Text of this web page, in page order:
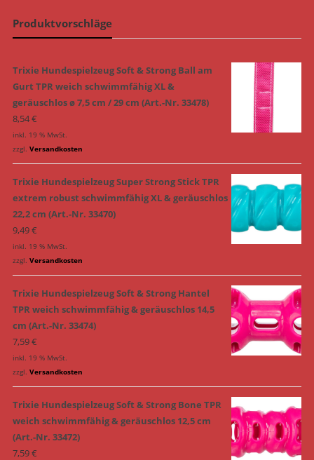
Produktvorschläge
Trixie Hundespielzeug Soft & Strong Ball am
Gurt TPR weich schwimmfähig XL &
geräuschlos ø 7,5 cm / 29 cm (Art.-Nr. 33478)
8,54€
inkl. 19 % MwSt.
zzgl. Versandkosten
Trixie Hundespielzeug Super Strong Stick TPR
extrem robust schwimmfähig XL & geräuschlos
22,2 cm (Art.-Nr. 33470)
9,49€
inkl. 19 % MwSt.
zzgl. Versandkosten
Trixie Hundespielzeug Soft & Strong Hantel
TPR weich schwimmfähig & geräuschlos 14,5
cm (Art.-Nr. 33474)
7,59€
inkl. 19 % MwSt.
zzgl. Versandkosten
Trixie Hundespielzeug Soft & Strong Bone TPR
weich schwimmfähig & geräuschlos 12,5 cm
(Art.-Nr. 33472)
7,59€